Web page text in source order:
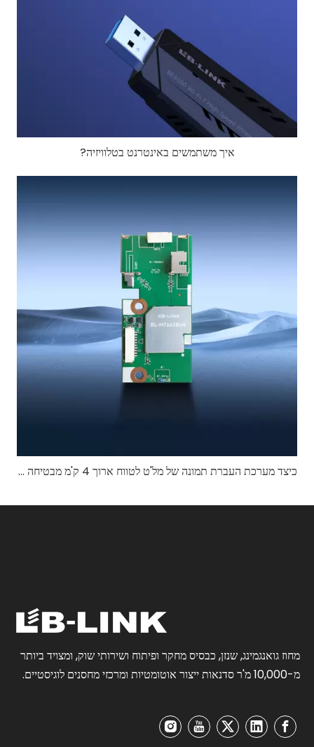
איך משתמשים באינטרנט בטלוויזיה?
כיצד מערכת העברת תמונה של מל'ט לטווח ארוך 4 ק'מ מבטיחה איכות וידאו יציבה?
מחוז גואנגמינג, שנזן, כבסיס מחקר ופיתוח ושירותי שוק, ומצויד ביותר
מ-10,000 מ'ר סדנאות ייצור אוטומטיות ומרכזי מחסנים לוגיסטיים.